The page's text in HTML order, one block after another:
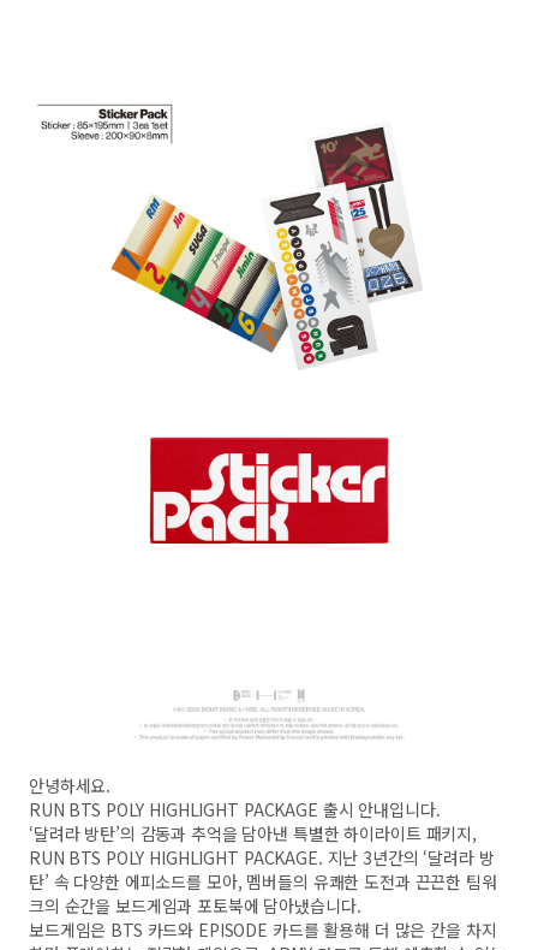
안녕하세요.
RUN BTS POLY HIGHLIGHT PACKAGE 출시 안내입니다.
‘달려라 방탄’의 감동과 추억을 담아낸 특별한 하이라이트 패키지,
RUN BTS POLY HIGHLIGHT PACKAGE. 지난 3년간의 ‘달려라 방
탄’ 속 다양한 에피소드를 모아, 멤버들의 유쾌한 도전과 끈끈한 팀워
크의 순간을 보드게임과 포토북에 담아냈습니다.
보드게임은 BTS 카드와 EPISODE 카드를 활용해 더 많은 칸을 차지